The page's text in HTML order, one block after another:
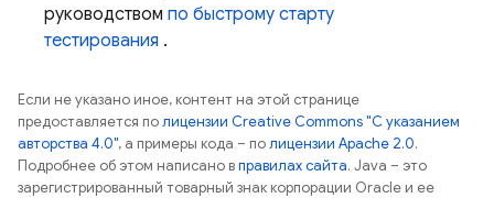
руководством по быстрому старту
тестирования .
Если не указано иное, контент на этой странице
предоставляется полицензии Creative Commons "С указанием
авторства 4.0", а примеры кода – полицензии Apache 2.0.
Подробнее об этом написано вправилах сайта. Java – это
зарегистрированный товарный знак корпорации Oracle и ее